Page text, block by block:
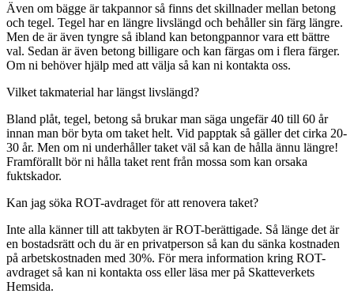
Även om bägge är takpannor så finns det skillnader mellan betong
och tegel. Tegel har en längre livslängd och behåller sin färg längre.
Men de är även tyngre så ibland kan betongpannor vara ett bättre
val. Sedan är även betong billigare och kan färgas om i flera färger.
Om ni behöver hjälp med att välja så kan ni kontakta oss.
Vilket takmaterial har längst livslängd?
Bland plåt, tegel, betong så brukar man säga ungefär 40 till 60 år
innan man bör byta om taket helt. Vid papptak så gäller det cirka 20-
30 år. Men om ni underhåller taket väl så kan de hålla ännu längre!
Framförallt bör ni hålla taket rent från mossa som kan orsaka
fuktskador.
Kan jag söka ROT-avdraget för att renovera taket?
Inte alla känner till att takbyten är ROT-berättigade. Så länge det är
en bostadsrätt och du är en privatperson så kan du sänka kostnaden
på arbetskostnaden med 30%. För mera information kring ROT-
avdraget så kan ni kontakta oss eller läsa mer på Skatteverkets
Hemsida.